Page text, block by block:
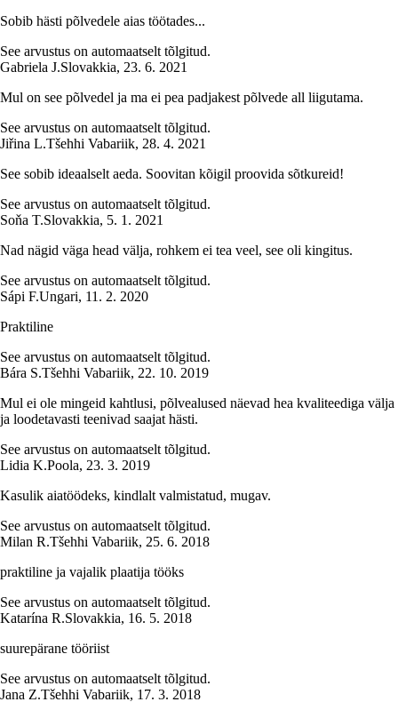
Sobib hästi põlvedele aias töötades...
See arvustus on automaatselt tõlgitud.
Gabriela J.Slovakkia, 23. 6. 2021
Mul on see põlvedel ja ma ei pea padjakest põlvede all liigutama.
See arvustus on automaatselt tõlgitud.
Jiřina L.Tšehhi Vabariik, 28. 4. 2021
See sobib ideaalselt aeda. Soovitan kõigil proovida sõtkureid!
See arvustus on automaatselt tõlgitud.
Soňa T.Slovakkia, 5. 1. 2021
Nad nägid väga head välja, rohkem ei tea veel, see oli kingitus.
See arvustus on automaatselt tõlgitud.
Sápi F.Ungari, 11. 2. 2020
Praktiline
See arvustus on automaatselt tõlgitud.
Bára S.Tšehhi Vabariik, 22. 10. 2019
Mul ei ole mingeid kahtlusi, põlvealused näevad hea kvaliteediga välja
ja loodetavasti teenivad saajat hästi.
See arvustus on automaatselt tõlgitud.
Lidia K.Poola, 23. 3. 2019
Kasulik aiatöödeks, kindlalt valmistatud, mugav.
See arvustus on automaatselt tõlgitud.
Milan R.Tšehhi Vabariik, 25. 6. 2018
praktiline ja vajalik plaatija tööks
See arvustus on automaatselt tõlgitud.
Katarína R.Slovakkia, 16. 5. 2018
suurepärane tööriist
See arvustus on automaatselt tõlgitud.
Jana Z.Tšehhi Vabariik, 17. 3. 2018